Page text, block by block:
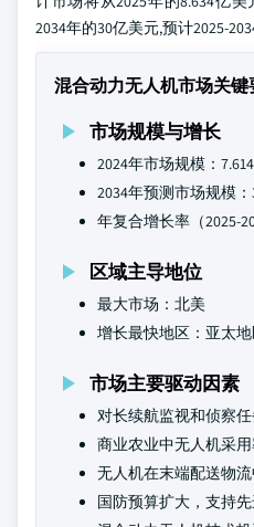
2034年的30亿美元,预计2025-
混合动力无人机市场关键
市场规模与增长
2024年市场规模：
2034年预测市场规模
年复合增长率（2025-
区域主导地位
最大市场：北美
增长最快地区：亚太
市场主要驱动因素
对长续航监视和侦察任
商业农业中无人机采用
无人机在末端配送物流
国防预算扩大，支持先